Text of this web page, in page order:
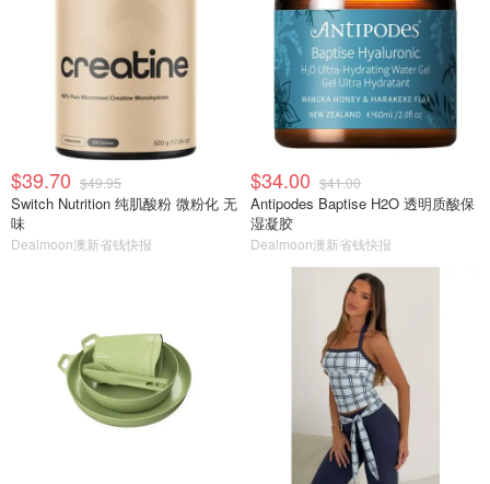
$39.70 $49.95
Switch Nutrition 纯肌酸粉 微粉化 无
味
Dealmoon澳新省钱快报
$34.00 $41.00
Antipodes Baptise H2O 透明质酸保
湿凝胶
Dealmoon澳新省钱快报